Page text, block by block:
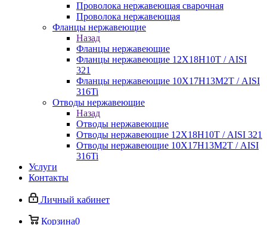
Проволока нержавеющая сварочная
Проволока нержавеющая
Фланцы нержавеющие
Назад
Фланцы нержавеющие
Фланцы нержавеющие 12Х18Н10Т / AISI
321
Фланцы нержавеющие 10Х17Н13М2Т / AISI
316Ti
Отводы нержавеющие
Назад
Отводы нержавеющие
Отводы нержавеющие 12Х18Н10Т / AISI 321
Отводы нержавеющие 10Х17Н13М2Т / AISI
316Ti
Услуги
Контакты
Личный кабинет
Корзина0